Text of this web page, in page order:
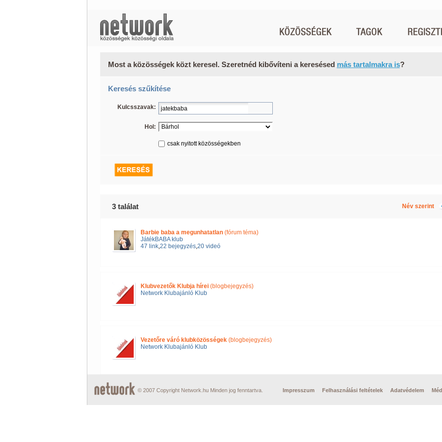
Most a közösségek közt keresel. Szeretnéd kibővíteni a keresésed más tartalmakra is?
Keresés szűkítése
Kulcsszavak:
Hol:
csak nyitott közösségekben
3 találat Név szerint
Barbie baba a megunhatatlan(fórum téma)
JátékBABA klub
47 link,22 bejegyzés,20 videó
Klubvezetők Klubja hírei(blogbejegyzés)
Network Klubajánló Klub
Vezetőre váró klubközösségek(blogbejegyzés)
Network Klubajánló Klub
© 2007 Copyright Network.hu Minden jog fenntartva. Impresszum Felhasználási feltételek Adatvédelem